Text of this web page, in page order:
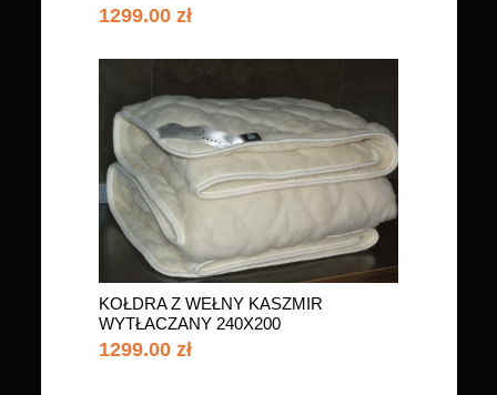
1299.00 zł
KOŁDRA Z WEŁNY KASZMIR
WYTŁACZANY 240X200
1299.00 zł